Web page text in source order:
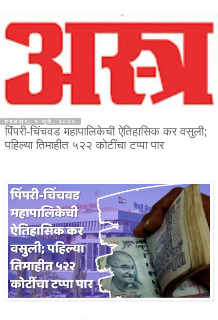
मंगळवार, १ जुलै, २०२५
पिंपरी-चिंचवड महापालिकेची ऐतिहासिक कर वसुली;
पहिल्या तिमाहीत ५२२ कोटींचा टप्पा पार